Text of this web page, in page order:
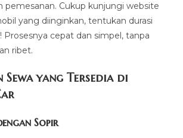
pemesanan. Cukup kunjungi website
yang diinginkan, tentukan durasi
Prosesnya cepat dan simpel, tanpa
ribet.
Sewa yang Tersedia di
r
Sopir